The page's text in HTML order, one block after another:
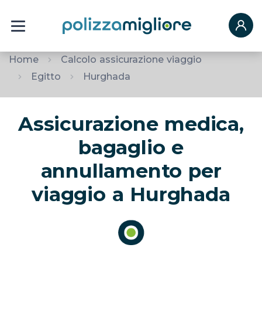
Home
Calcolo assicurazione viaggio
Egitto
Hurghada
Assicurazione medica,
bagaglio e
annullamento per
viaggio a Hurghada